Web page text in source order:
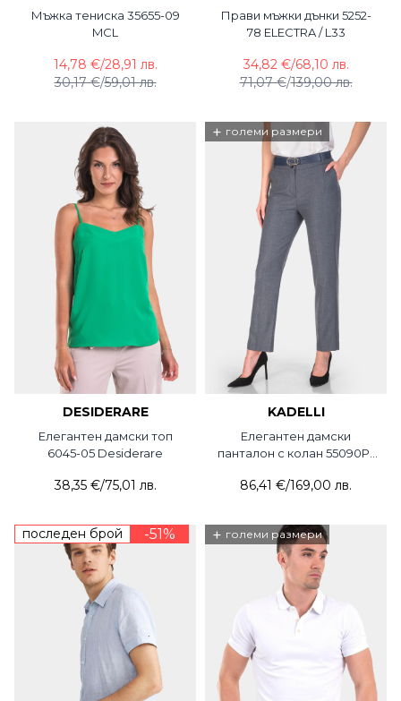
Мъжка тениска 35655-09
MCL
30,17 €/59,01 лв.
14,78 €/28,91 лв.
Прави мъжки дънки 5252-
78 ELECTRA / L33
71,07 €/139,00 лв.
34,82 €/68,10 лв.
DESIDERARE
Елегантен дамски топ
6045-05 Desiderare
38,35 €/75,01 лв.
+ големи размери
KADELLI
Елегантен дамски
панталон с колан 55090P-
86,41 €/169,00 лв.
последен брой -51% + големи размери